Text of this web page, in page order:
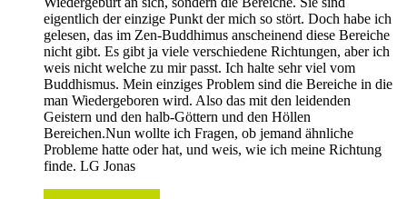
eigentlich der einzige Punkt der mich so stört. Doch habe ich
gelesen, das im Zen-Buddhimus anscheinend diese Bereiche
nicht gibt. Es gibt ja viele verschiedene Richtungen, aber ich
weis nicht welche zu mir passt. Ich halte sehr viel vom
Buddhismus. Mein einziges Problem sind die Bereiche in die
man Wiedergeboren wird. Also das mit den leidenden
Geistern und den halb-Göttern und den Höllen
Bereichen.Nun wollte ich Fragen, ob jemand ähnliche
Probleme hatte oder hat, und weis, wie ich meine Richtung
finde. LG Jonas